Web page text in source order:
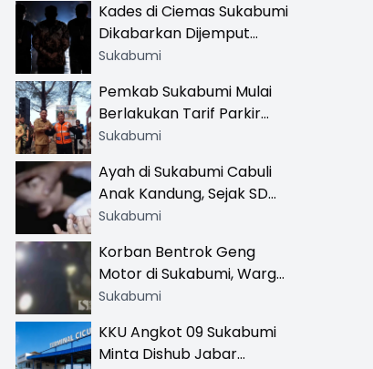
Kades di Ciemas Sukabumi
Dikabarkan Dijemput
Satnarkoba, Polisi
Sukabumi
Pemkab Sukabumi Mulai
Berlakukan Tarif Parkir
Resmi di 13 Lokasi Wisata,
Khusus
Sukabumi
Ayah di Sukabumi Cabuli
Anak Kandung, Sejak SD
Hingga SMA
Sukabumi
Korban Bentrok Geng
Motor di Sukabumi, Warga
dan Sopir Tangki
Sukabumi
KKU Angkot 09 Sukabumi
Minta Dishub Jabar